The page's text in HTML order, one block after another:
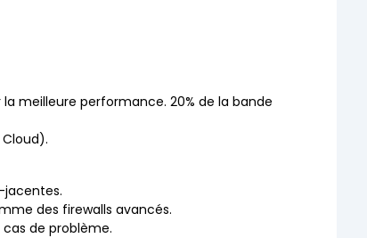
la meilleure performance. 20% de la bande
jacentes.
des firewalls avancés.
de problème.